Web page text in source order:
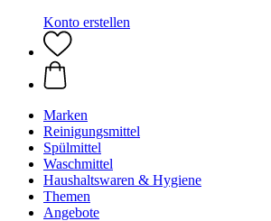
Konto erstellen
Marken
Reinigungsmittel
Spülmittel
Waschmittel
Haushaltswaren & Hygiene
Themen
Angebote